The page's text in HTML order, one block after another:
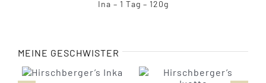
Ina – 1 Tag – 120g
MEINE GESCHWISTER